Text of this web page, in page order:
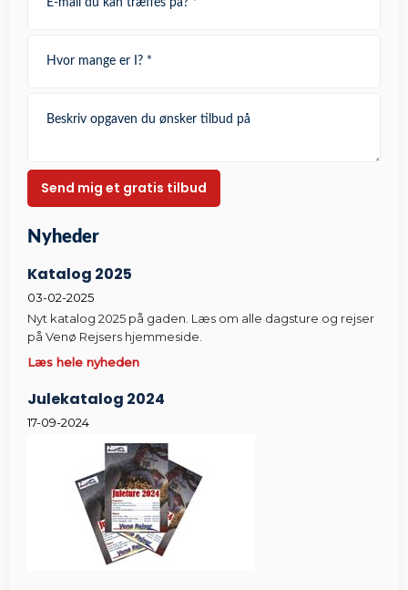
Nyheder​
Katalog 2025
03-02-2025
Nyt katalog 2025 på gaden. Læs om alle dagsture og rejser
på Venø Rejsers hjemmeside.
Læs hele nyheden
Julekatalog 2024
17-09-2024